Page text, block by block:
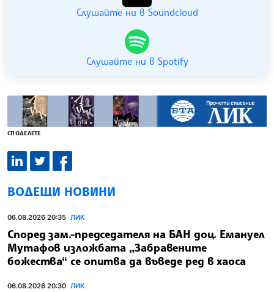
Слушайте ни в Soundcloud
Слушайте ни в Spotify
СПОДЕЛЕТЕ
ВОДЕЩИ НОВИНИ
06.08.2026 20:35 ЛИК
Според зам.-председателя на БАН доц. Емануел
Мутафов изложбата „Забравените
божества“ се опитва да въведе ред в хаоса
06.08.2026 20:30 ЛИК